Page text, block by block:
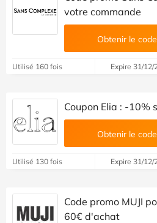
votre commande
Obtenir le
Utilisé 160 fois Expire 31/12/
Coupon Elia : -10%
Obtenir le
Utilisé 130 fois Expire 31/12/
Code promo MUJI
60€ d'achat